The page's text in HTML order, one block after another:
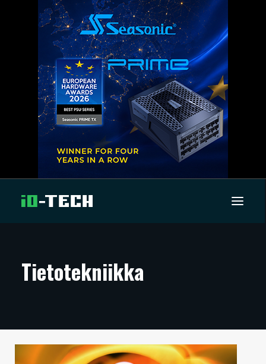
ARTIKKELIT
TECHBBS
TIETOA
Tietotekniikka